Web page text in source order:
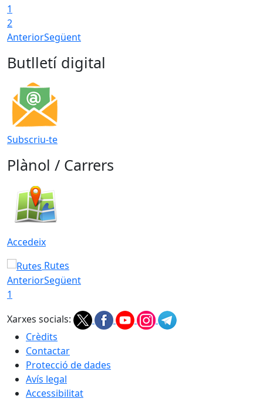
1
2
AnteriorSegüent
Butlletí digital
Subscriu-te
Plànol / Carrers
Accedeix
Rutes
AnteriorSegüent
1
Xarxes socials:
Crèdits
Contactar
Protecció de dades
Avís legal
Accessibilitat